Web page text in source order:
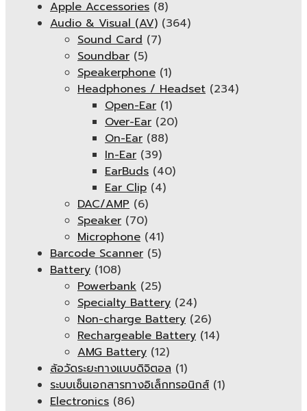
Apple Accessories (8)
Audio & Visual (AV) (364)
Sound Card (7)
Soundbar (5)
Speakerphone (1)
Headphones / Headset (234)
Open-Ear (1)
Over-Ear (20)
On-Ear (88)
In-Ear (39)
EarBuds (40)
Ear Clip (4)
DAC/AMP (6)
Speaker (70)
Microphone (41)
Barcode Scanner (5)
Battery (108)
Powerbank (25)
Specialty Battery (24)
Non-charge Battery (26)
Rechargeable Battery (14)
AMG Battery (12)
ล้อวัดระยะทางแบบดิจิตอล (1)
ระบบเซ็นเอกสารทางอิเล็กทรอนิกส์ (1)
Electronics (86)